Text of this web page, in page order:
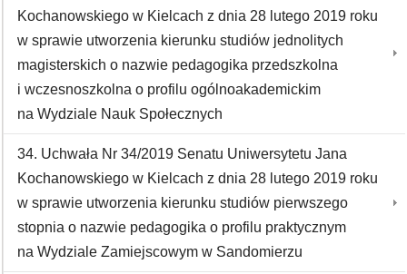
Kochanowskiego w Kielcach z dnia 28 lutego 2019 roku
w sprawie utworzenia kierunku studiów jednolitych
magisterskich o nazwie pedagogika przedszkolna
i wczesnoszkolna o profilu ogólnoakademickim
na Wydziale Nauk Społecznych
34. Uchwała Nr 34/2019 Senatu Uniwersytetu Jana
Kochanowskiego w Kielcach z dnia 28 lutego 2019 roku
w sprawie utworzenia kierunku studiów pierwszego
stopnia o nazwie pedagogika o profilu praktycznym
na Wydziale Zamiejscowym w Sandomierzu